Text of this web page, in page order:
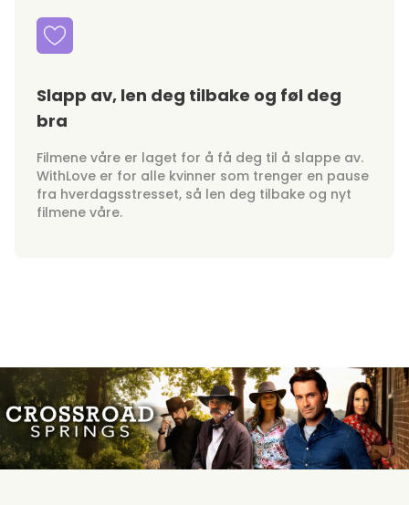
Slapp av, len deg tilbake og føl deg
bra
Filmene våre er laget for å få deg til å slappe av.
WithLove er for alle kvinner som trenger en pause
fra hverdagsstresset, så len deg tilbake og nyt
filmene våre.